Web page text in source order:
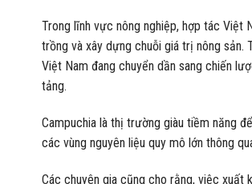
Trong lĩnh vực nông nghiệp, hợp tác Việt
trồng và xây dựng chuỗi giá trị nông sản.
Việt Nam đang chuyển dần sang chiến
tảng.
Campuchia là thị trường giàu tiềm năng
các vùng nguyên liệu quy mô lớn thông
Các chuyên gia cũng cho rằng, việc xuất